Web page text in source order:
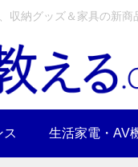
納グッズ＆家具の新商
ス 生活家電・AV